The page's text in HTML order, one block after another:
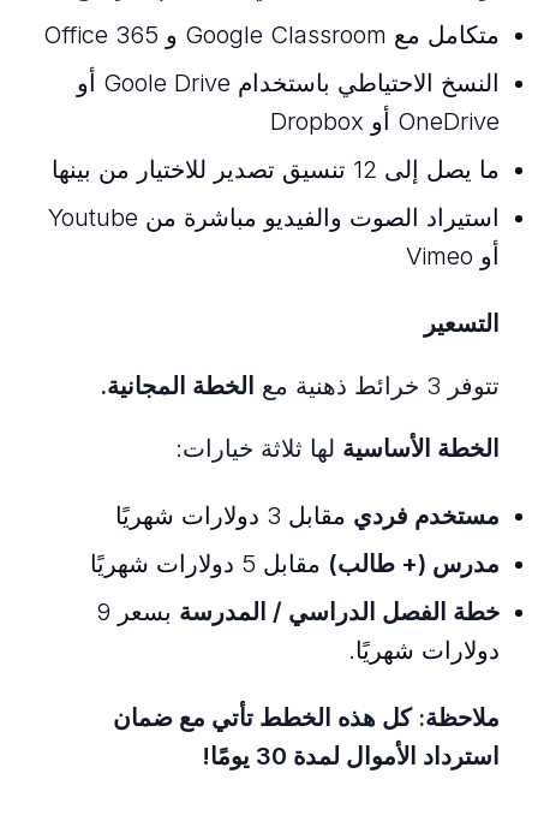
متكامل مع Google Classroom و Office 365
النسخ الاحتياطي باستخدام Goole Drive أو
OneDrive أو Dropbox
ما يصل إلى 12 تنسيق تصدير للاختيار من بينها
استيراد الصوت والفيديو مباشرة من Youtube
أو Vimeo
التسعير
تتوفر 3 خرائط ذهنية مع الخطة المجانية.
الخطة الأساسية لها ثلاثة خيارات:
مستخدم فردي مقابل 3 دولارات شهريًا
مدرس (+ طالب) مقابل 5 دولارات شهريًا
خطة الفصل الدراسي / المدرسة
بسعر 9
دولارات شهريًا.
ملاحظة: كل هذه الخطط تأتي مع ضمان
استرداد الأموال لمدة 30 يومًا!